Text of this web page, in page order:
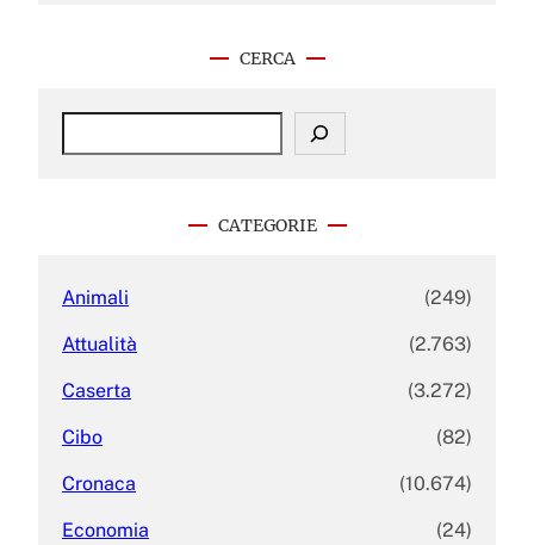
CERCA
S
CATEGORIE
Animali (249)
Attualità (2.763)
Caserta (3.272)
Cibo (82)
Cronaca (10.674)
Economia (24)